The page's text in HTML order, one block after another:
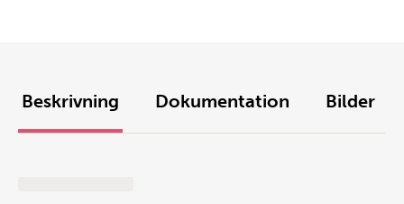
Beskrivning Dokumentation Bilder